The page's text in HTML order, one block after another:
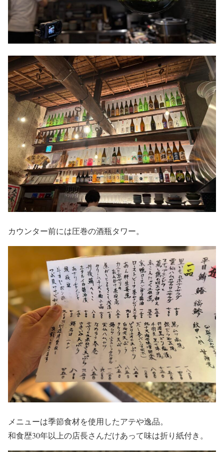
カウンター前には圧巻の酒瓶タワー。
メニューは季節食材を使用したアテや逸品。
和食歴30年以上の店長さんだけあって味は折り紙付き。